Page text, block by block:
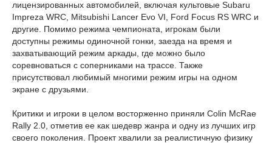
лицензированных автомобилей, включая культовые Subaru
Impreza WRC, Mitsubishi Lancer Evo VI, Ford Focus RS WRC и
другие. Помимо режима чемпионата, игрокам были
доступны режимы одиночной гонки, заезда на время и
захватывающий режим аркады, где можно было
соревноваться с соперниками на трассе. Также
присутствовал любимый многими режим игры на одном
экране с друзьями.
Критики и игроки в целом восторженно приняли Colin McRae
Rally 2.0, отметив ее как шедевр жанра и одну из лучших игр
своего поколения. Проект хвалили за реалистичную физику